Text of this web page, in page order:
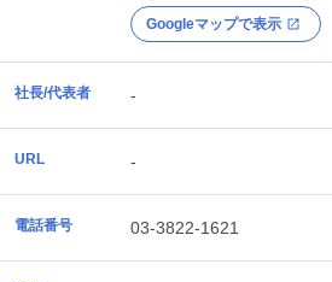
Googleマップで表示
社長/代表者 -
URL -
電話番号 03-3822-1621